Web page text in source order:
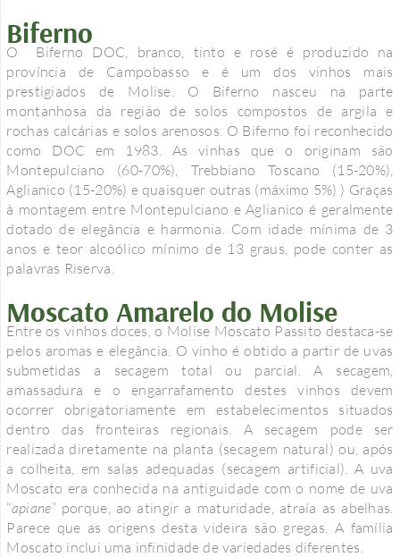
Biferno
O Biferno DOC, branco, tinto e rosé é produzido na
província de Campobasso e é um dos vinhos mais
prestigiados de Molise. O Biferno nasceu na parte
montanhosa da região de solos compostos de argila e
rochas calcárias e solos arenosos. O Biferno foi reconhecido
como DOC em 1983. As vinhas que o originam são
Montepulciano (60-70%), Trebbiano Toscano (15-20%),
Aglianico (15-20%) e quaisquer outras (máximo 5%) ) Graças
à montagem entre Montepulciano e Aglianico é geralmente
dotado de elegância e harmonia. Com idade mínima de 3
anos e teor alcoólico mínimo de 13 graus, pode conter as
palavras Riserva.
Moscato Amarelo do Molise
Entre os vinhos doces, o Molise Moscato Passito destaca-se
pelos aromas e elegância. O vinho é obtido a partir de uvas
submetidas a secagem total ou parcial. A secagem,
amassadura e o engarrafamento destes vinhos devem
ocorrer obrigatoriamente em estabelecimentos situados
dentro das fronteiras regionais. A secagem pode ser
realizada diretamente na planta (secagem natural) ou, após
a colheita, em salas adequadas (secagem artificial). A uva
Moscato era conhecida na antiguidade com o nome de uva
“apiane” porque, ao atingir a maturidade, atraía as abelhas.
Parece que as origens desta videira são gregas. A família
Moscato inclui uma infinidade de variedades diferentes.